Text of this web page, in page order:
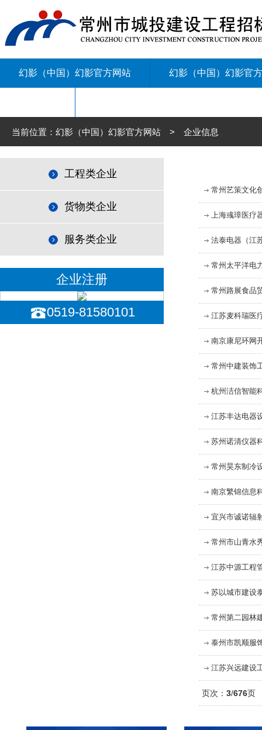
幻影（中国）幻影官方网站 幻影（中国）幻影官
当前位置：幻影（中国）幻影官方网站 > 企业信息
工程类企业
货物类企业
服务类企业
企业注册
0519-81580101
常州艺策文化
上海彧璋医疗
法泰电器（江
常州太平洋电
常州路展食品
江苏麦科瑞医
南京康尼环网
常州中建装饰
杭州洁信智能
江苏丰达电器
苏州诺清仪器
常州昊东制冷
南京繁锦信息
宜兴市诚诺辐
常州市山青水
江苏中源工程
苏以城市建设
常州第二园林
泰州市凯顺服
江苏兴远建设
页次： 3/676页